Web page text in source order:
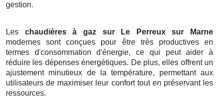
gestion.
Les chaudières à gaz sur Le Perreux sur Marne
modernes sont conçues pour être très productives en
termes d'consommation d'énergie, ce qui peut aider à
réduire les dépenses énergétiques. De plus, elles offrent un
ajustement minutieux de la température, permettant aux
utilisateurs de maximiser leur confort tout en préservant les
ressources.